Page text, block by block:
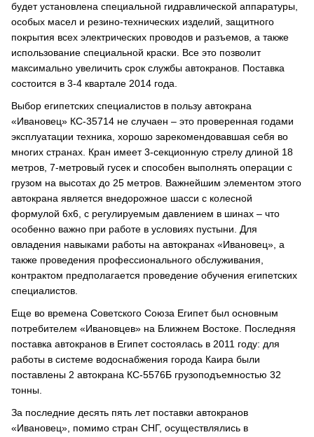
будет установлена специальной гидравлической аппаратуры,
особых масел и резино-технических изделий, защитного
покрытия всех электрических проводов и разъемов, а также
использование специальной краски. Все это позволит
максимально увеличить срок службы автокранов. Поставка
состоится в 3-4 квартале 2014 года.
Выбор египетских специалистов в пользу автокрана
«Ивановец» КС-35714 не случаен – это проверенная годами
эксплуатации техника, хорошо зарекомендовавшая себя во
многих странах. Кран имеет 3-секционную стрелу длиной 18
метров, 7-метровый гусек и способен выполнять операции с
грузом на высотах до 25 метров. Важнейшим элементом этого
автокрана является внедорожное шасси с колесной
формулой 6х6, с регулируемым давлением в шинах – что
особенно важно при работе в условиях пустыни. Для
овладения навыками работы на автокранах «Ивановец», а
также проведения профессионального обслуживания,
контрактом предполагается проведение обучения египетских
специалистов.
Еще во времена Советского Союза Египет был основным
потребителем «Ивановцев» на Ближнем Востоке. Последняя
поставка автокранов в Египет состоялась в 2011 году: для
работы в системе водоснабжения города Каира были
поставлены 2 автокрана КС-5576Б грузоподъемностью 32
тонны.
За последние десять пять лет поставки автокранов
«Ивановец», помимо стран СНГ, осуществлялись в